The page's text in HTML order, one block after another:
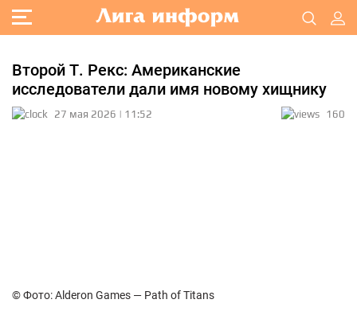
Второй Т. Рекс: Американские
исследователи дали имя новому хищнику
27 мая 2026 | 11:52 160
© Фото: Alderon Games — Path of Titans